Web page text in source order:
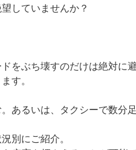
していませんか？
をぶち壊すのだけは絶対に
す。
あるいは、タクシーで数分
別にご紹介。